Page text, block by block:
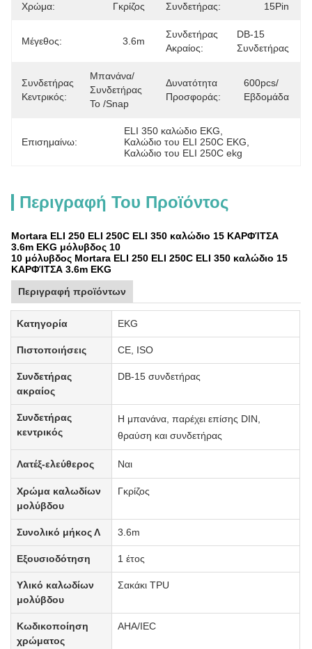
Χρώμα: Γκρίζος Συνδετήρας: 15Pin
Μέγεθος: 3.6m
Συνδετήρας
Ακραίος:
DB-15
Συνδετήρας
Συνδετήρας
Κεντρικός:
Μπανάνα/
Συνδετήρας
Το /Snap
Δυνατότητα
Προσφοράς:
600pcs/
Εβδομάδα
Επισημαίνω:
ELI 350 καλώδιο EKG
Καλώδιο του ELI 250C EKG
Καλώδιο του ELI 250C ekg
Περιγραφή Του Προϊόντος
Mortara ELI 250 ELI 250C ELI 350 καλώδιο 15 ΚΑΡΦΊΤΣΑ
3.6m EKG μόλυβδος 10
10 μόλυβδος Mortara ELI 250 ELI 250C ELI 350 καλώδιο 15
ΚΑΡΦΊΤΣΑ 3.6m EKG
Περιγραφή προϊόντων
Κατηγορία EKG
Πιστοποιήσεις CE, ISO
Συνδετήρας
ακραίος
DB-15 συνδετήρας
Συνδετήρας
κεντρικός
Η μπανάνα, παρέχει επίσης DIN,
θραύση και συνδετήρας
Λατέξ-ελεύθερος Ναι
Χρώμα καλωδίων
μολύβδου
Γκρίζος
Συνολικό μήκος Λ 3.6m
Εξουσιοδότηση 1 έτος
Υλικό καλωδίων
μολύβδου
Σακάκι TPU
Κωδικοποίηση
χρώματος
AHA/IEC